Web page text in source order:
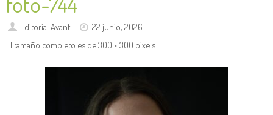
Editorial Avant
22 junio, 2026
El tamaño completo es de300 × 300 pixels